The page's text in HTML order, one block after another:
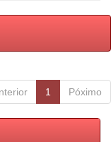
1 Póximo